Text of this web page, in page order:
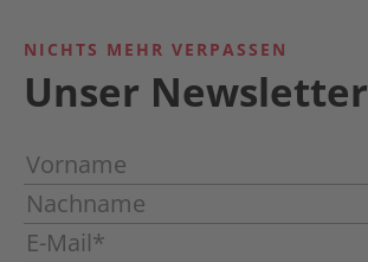
NICHTS MEHR VERPASSEN
Unser Newsletter